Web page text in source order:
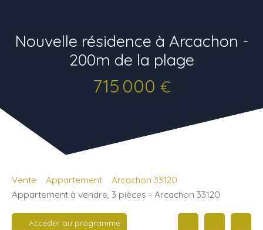
Nouvelle résidence à Arcachon -
200m de la plage
715 000 €
Vente Appartement
Arcachon 33120
Appartement à vendre, 3 pièces - Arcachon 33120
Accéder au programme